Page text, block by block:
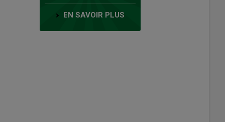
EN SAVOIR PLUS